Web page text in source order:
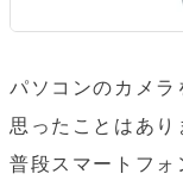
パソコンのカメラ
思ったことはあり
普段スマートフォ